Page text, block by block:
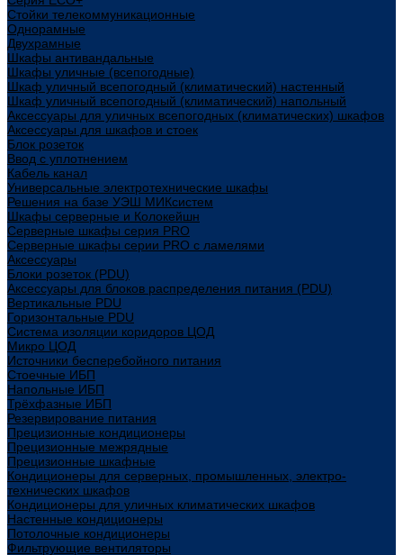
Стойки телекоммуникационные
Однорамные
Двухрамные
Шкафы антивандальные
Шкафы уличные (всепогодные)
Шкаф уличный всепогодный (климатический) настенный
Шкаф уличный всепогодный (климатический) напольный
Аксессуары для уличных всепогодных (климатических) шкафов
Аксессуары для шкафов и стоек
Блок розеток
Ввод с уплотнением
Кабель канал
Универсальные электротехнические шкафы
Решения на базе УЭШ МИКсистем
Шкафы серверные и Колокейшн
Серверные шкафы серия PRO
Серверные шкафы серии PRO с ламелями
Аксессуары
Блоки розеток (PDU)
Аксессуары для блоков распределения питания (PDU)
Вертикальные PDU
Горизонтальные PDU
Система изоляции коридоров ЦОД
Микро ЦОД
Источники бесперебойного питания
Стоечные ИБП
Напольные ИБП
Трёхфазные ИБП
Резервирование питания
Прецизионные кондиционеры
Прецизионные межрядные
Прецизионные шкафные
Кондиционеры для серверных, промышленных, электро-
технических шкафов
Кондиционеры для уличных климатических шкафов
Настенные кондиционеры
Потолочные кондиционеры
Фильтрующие вентиляторы